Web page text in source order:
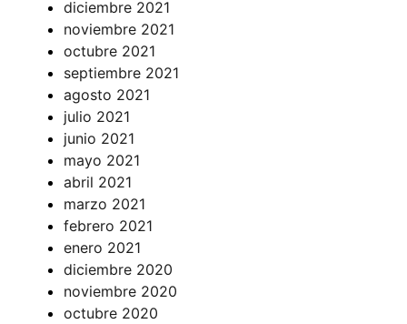
diciembre 2021
noviembre 2021
octubre 2021
septiembre 2021
agosto 2021
julio 2021
junio 2021
mayo 2021
abril 2021
marzo 2021
febrero 2021
enero 2021
diciembre 2020
noviembre 2020
octubre 2020